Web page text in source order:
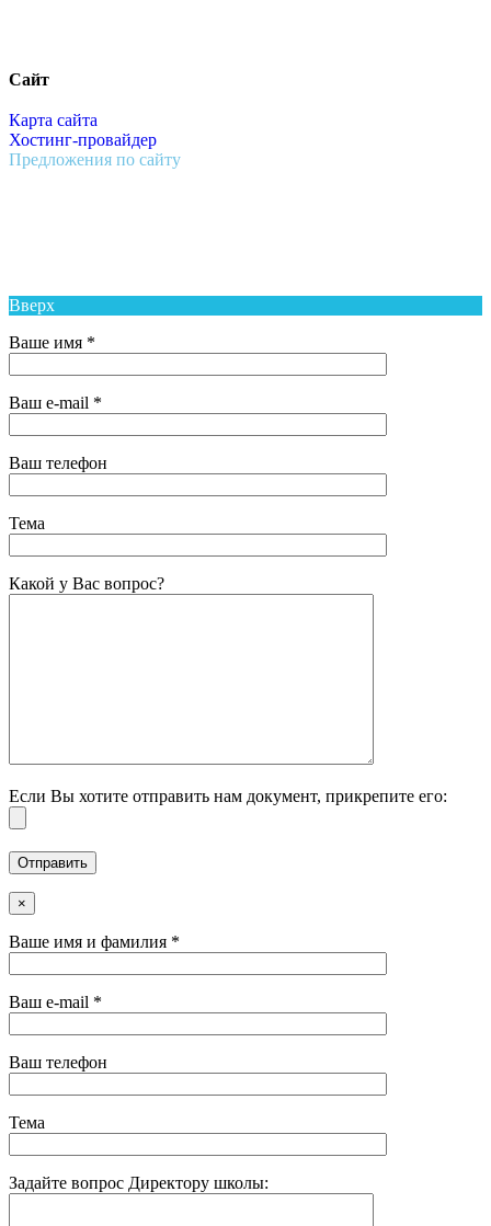
Сайт
Карта сайта
Хостинг-провайдер
Предложения по сайту
Вверх
Ваше имя *
Ваш e-mail *
Ваш телефон
Тема
Какой у Вас вопрос?
Если Вы хотите отправить нам документ, прикрепите его:
×
Ваше имя и фамилия *
Ваш e-mail *
Ваш телефон
Тема
Задайте вопрос Директору школы: